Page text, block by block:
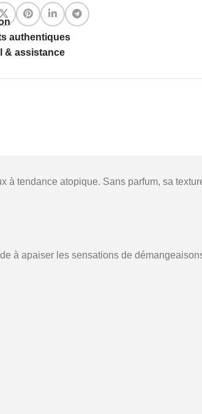
authentiques
& assistance
à tendance atopique. Sans parfum, sa
à apaiser les sensations de